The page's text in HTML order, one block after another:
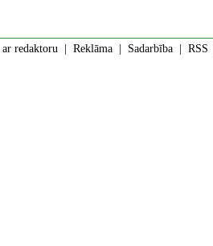
ar redaktoru Reklāma Sadarbība RSS